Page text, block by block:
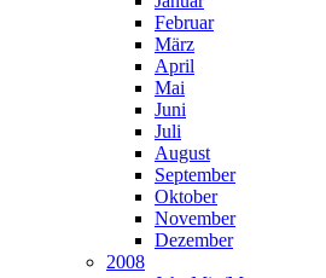
Februar
März
April
Mai
Juni
Juli
August
September
Oktober
November
Dezember
2008